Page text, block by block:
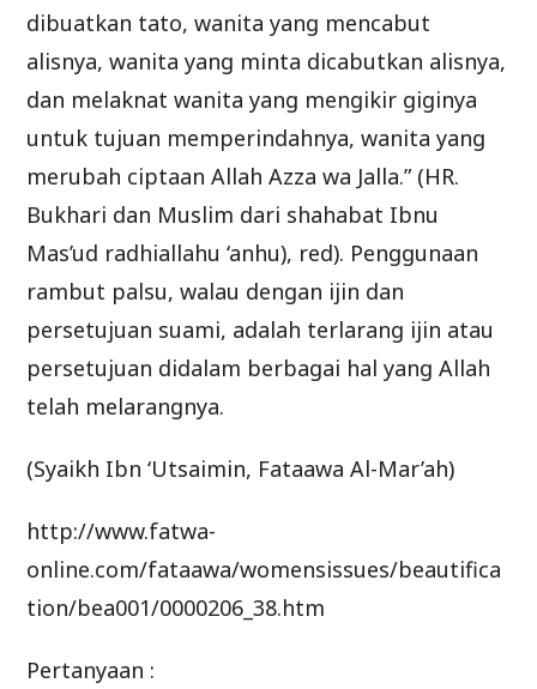
dibuatkan tato, wanita yang mencabut
alisnya, wanita yang minta dicabutkan alisnya,
dan melaknat wanita yang mengikir giginya
untuk tujuan memperindahnya, wanita yang
merubah ciptaan Allah Azza wa Jalla.” (HR.
Bukhari dan Muslim dari shahabat Ibnu
Mas’ud radhiallahu ‘anhu), red). Penggunaan
rambut palsu, walau dengan ijin dan
persetujuan suami, adalah terlarang ijin atau
persetujuan didalam berbagai hal yang Allah
telah melarangnya.
(Syaikh Ibn ‘Utsaimin, Fataawa Al-Mar’ah)
http://www.fatwa-
online.com/fataawa/womensissues/beautifica
tion/bea001/0000206_38.htm
Pertanyaan :